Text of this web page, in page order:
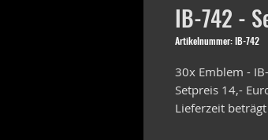
IB-742 -
Artikelnummer: IB-742
30x Emblem -
Setpreis 14,-
Lieferzeit